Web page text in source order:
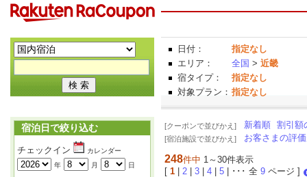
日付：
指定なし
エリア：
全国 > 近畿
宿タイプ：
指定なし
対象プラン： 指定なし
宿泊日で絞り込む
チェックイン
カレンダー
年
月 日
[クーポンで並びかえ] 新着順 割引額
[宿泊施設で並びかえ] お客さまの評
248件中 1～30件表示
[ 1 2 3 4 5 | ･･･ 全 9 ページ ]